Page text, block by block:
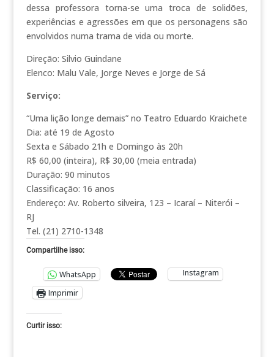
dessa professora torna-se uma troca de solidões,
experiências e agressões em que os personagens são
envolvidos numa trama de vida ou morte.
Direção: Silvio Guindane
Elenco: Malu Vale, Jorge Neves e Jorge de Sá
Serviço:
“Uma lição longe demais” no Teatro Eduardo Kraichete
Dia: até 19 de Agosto
Sexta e Sábado 21h e Domingo às 20h
R$ 60,00 (inteira), R$ 30,00 (meia entrada)
Duração: 90 minutos
Classificação: 16 anos
Endereço: Av. Roberto silveira, 123 – Icaraí – Niterói –
RJ
Tel. (21) 2710-1348
Compartilhe isso:
WhatsApp
Instagram
Imprimir
Curtir isso: